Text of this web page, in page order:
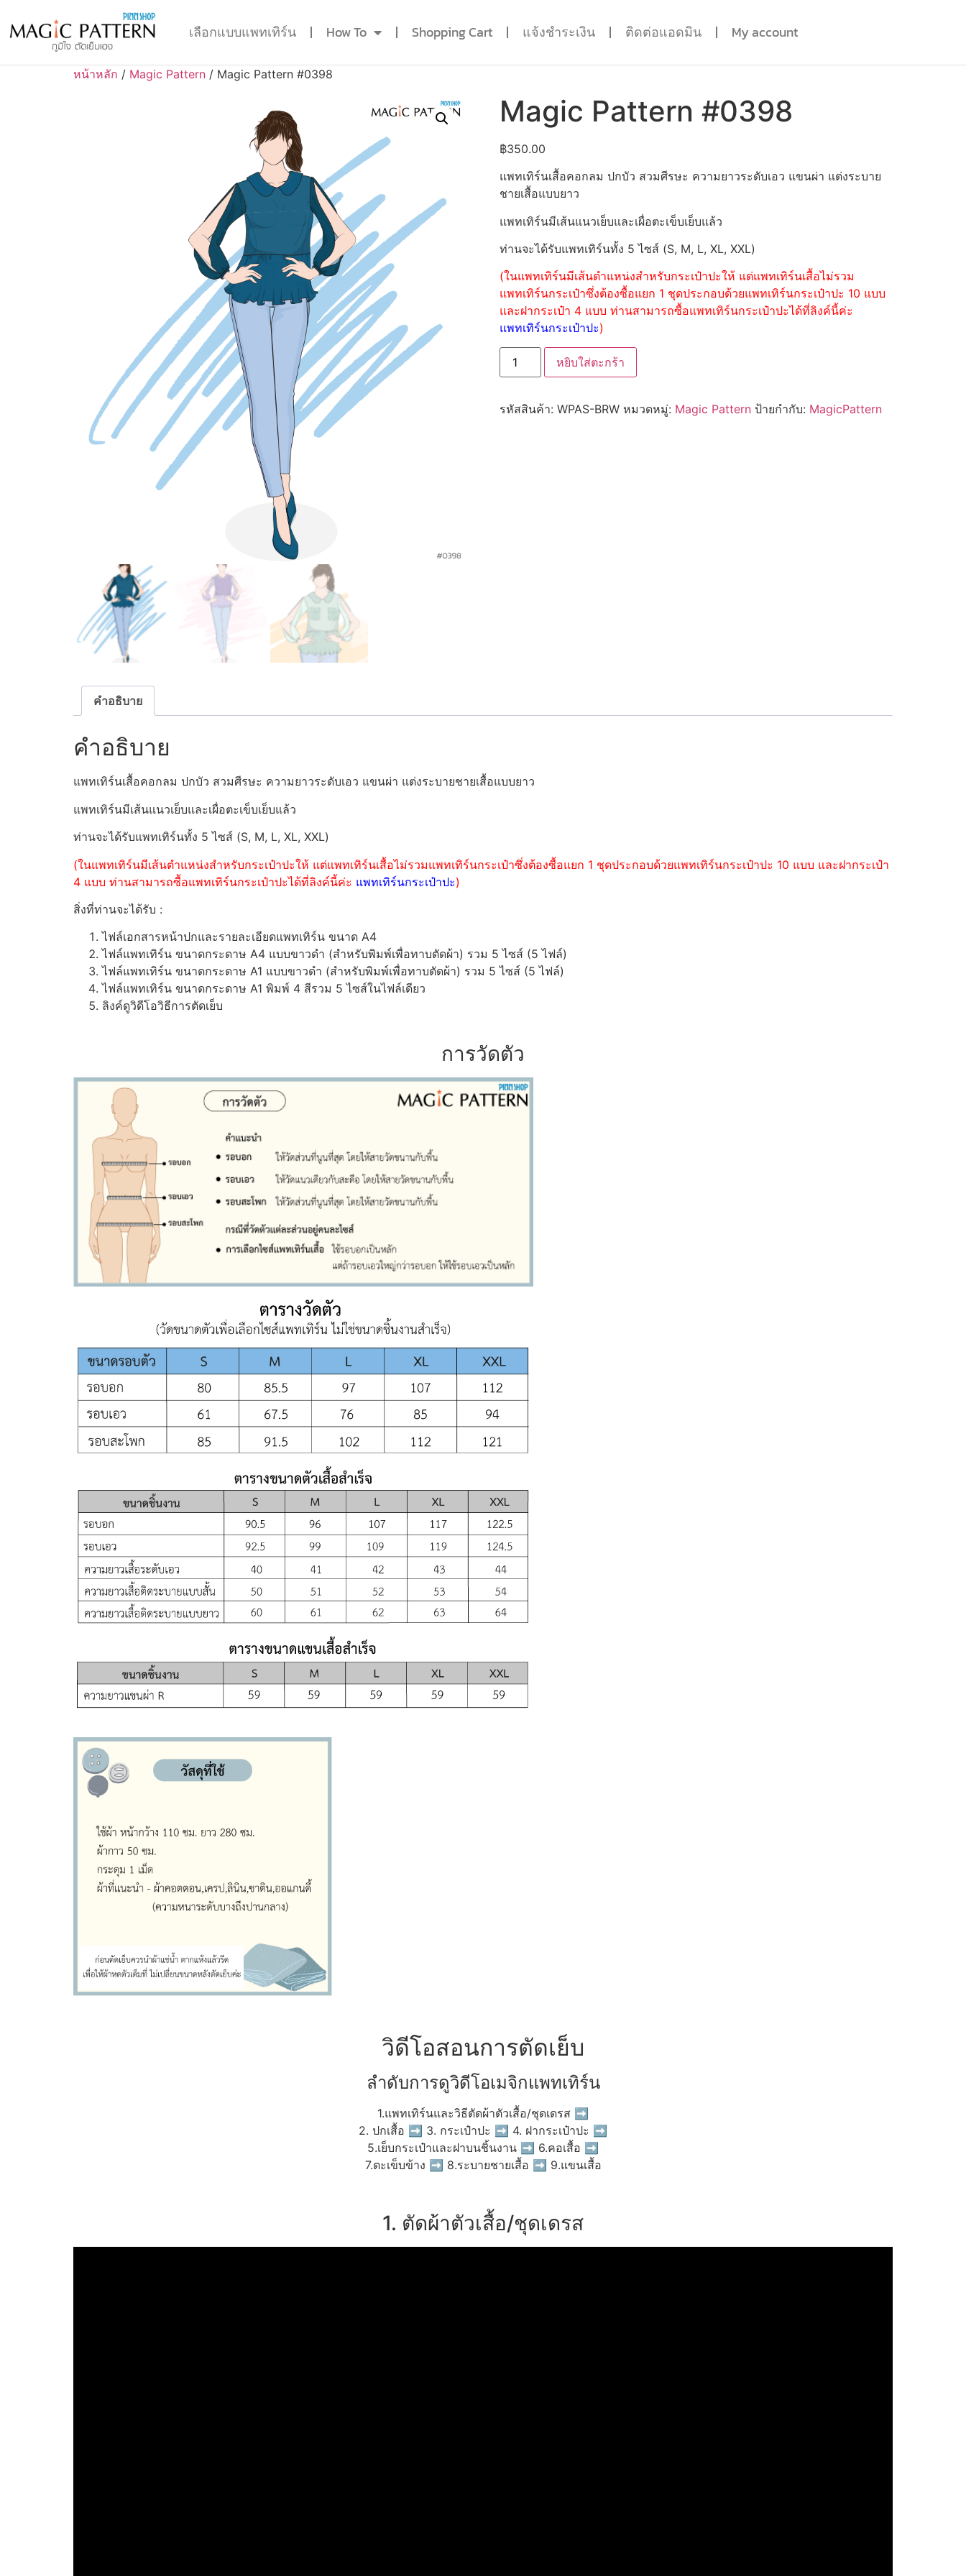
เลือกแบบแพทเทิร์น How To Shopping Cart แจ้งชำระเงิน ติดต่อแอดมิน My account
หน้าหลัก / Magic Pattern / Magic Pattern #0398
Magic Pattern #0398
฿350.00
แพทเทิร์นเสื้อคอกลม ปกบัว สวมศีรษะ ความยาวระดับเอว แขนผ่า แต่งระบาย
ชายเสื้อแบบยาว
แพทเทิร์นมีเส้นแนวเย็บและเผื่อตะเข็บเย็บแล้ว
ท่านจะได้รับแพทเทิร์นทั้ง 5 ไซส์ (S, M, L, XL, XXL)
(ในแพทเทิร์นมีเส้นตำแหน่งสำหรับกระเป๋าปะให้ แต่แพทเทิร์นเสื้อไม่รวม
แพทเทิร์นกระเป๋าซึ่งต้องซื้อแยก 1 ชุดประกอบด้วยแพทเทิร์นกระเป๋าปะ 10 แบบ
และฝากระเป๋า 4 แบบ ท่านสามารถซื้อแพทเทิร์นกระเป๋าปะได้ที่ลิงค์นี้ค่ะ
แพทเทิร์นกระเป๋าปะ)
หยิบใส่ตะกร้า
รหัสสินค้า: WPAS-BRW หมวดหมู่: Magic Pattern ป้ายกำกับ: MagicPattern
คำอธิบาย
คำอธิบาย
แพทเทิร์นเสื้อคอกลม ปกบัว สวมศีรษะ ความยาวระดับเอว แขนผ่า แต่งระบายชายเสื้อแบบยาว
แพทเทิร์นมีเส้นแนวเย็บและเผื่อตะเข็บเย็บแล้ว
ท่านจะได้รับแพทเทิร์นทั้ง 5 ไซส์ (S, M, L, XL, XXL)
(ในแพทเทิร์นมีเส้นตำแหน่งสำหรับกระเป๋าปะให้ แต่แพทเทิร์นเสื้อไม่รวมแพทเทิร์นกระเป๋าซึ่งต้องซื้อแยก 1 ชุดประกอบด้วยแพทเทิร์นกระเป๋าปะ 10 แบบ และฝากระเป๋า
4 แบบ ท่านสามารถซื้อแพทเทิร์นกระเป๋าปะได้ที่ลิงค์นี้ค่ะ แพทเทิร์นกระเป๋าปะ)
สิ่งที่ท่านจะได้รับ :
ไฟล์เอกสารหน้าปกและรายละเอียดแพทเทิร์น ขนาด A4
ไฟล์แพทเทิร์น ขนาดกระดาษ A4 แบบขาวดำ (สำหรับพิมพ์เพื่อทาบตัดผ้า) รวม 5 ไซส์ (5 ไฟล์)
ไฟล์แพทเทิร์น ขนาดกระดาษ A1 แบบขาวดำ (สำหรับพิมพ์เพื่อทาบตัดผ้า) รวม 5 ไซส์ (5 ไฟล์)
ไฟล์แพทเทิร์น ขนาดกระดาษ A1 พิมพ์ 4 สีรวม 5 ไซส์ในไฟล์เดียว
ลิงค์ดูวิดีโอวิธีการตัดเย็บ
การวัดตัว
วิดีโอสอนการตัดเย็บ
ลำดับการดูวิดีโอเมจิกแพทเทิร์น
1.แพทเทิร์นและวิธีตัดผ้าตัวเสื้อ/ชุดเดรส ➡
2. ปกเสื้อ ➡ 3. กระเป๋าปะ ➡ 4. ฝากระเป๋าปะ ➡
5.เย็บกระเป๋าและฝาบนชิ้นงาน ➡ 6.คอเสื้อ ➡
7.ตะเข็บข้าง ➡ 8.ระบายชายเสื้อ ➡ 9.แขนเสื้อ
1. ตัดผ้าตัวเสื้อ/ชุดเดรส